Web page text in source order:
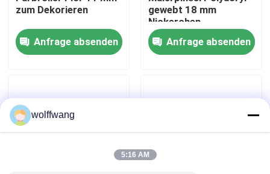
Kontakt
Nachrichten
Hauspinsel
zum Dekorieren
Anfrage absenden
gewebt 18 mm
Nickerchen
Anfrage absenden
wolffwang
5:16 AM